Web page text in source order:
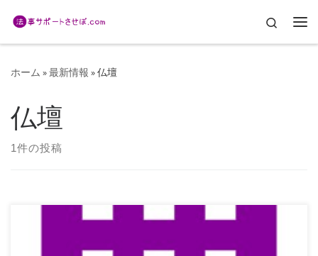
コンテンツへスキップ
Search
ホーム »最新情報 »仏壇
仏壇
1件の投稿